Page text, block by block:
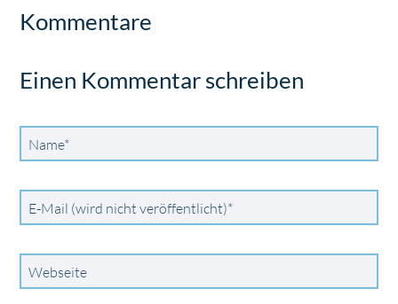
Kommentare
Einen Kommentar schreiben
Pflichtfeld
Name*
Pflichtfeld
E-Mail (wird nicht veröffentlicht)*
Webseite